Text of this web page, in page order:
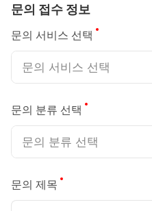
문의 접수 정보
문의 서비스 선택
문의 서비스 선택
문의 분류 선택
문의 분류 선택
문의 제목